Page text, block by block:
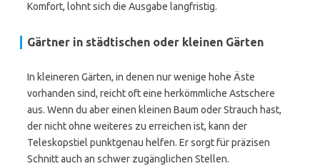
Komfort, lohnt sich die Ausgabe langfristig.
Gärtner in städtischen oder kleinen Gärten
In kleineren Gärten, in denen nur wenige hohe Äste
vorhanden sind, reicht oft eine herkömmliche Astschere
aus. Wenn du aber einen kleinen Baum oder Strauch hast,
der nicht ohne weiteres zu erreichen ist, kann der
Teleskopstiel punktgenau helfen. Er sorgt für präzisen
Schnitt auch an schwer zugänglichen Stellen.